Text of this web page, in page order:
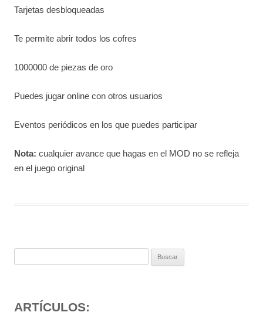
Tarjetas desbloqueadas
Te permite abrir todos los cofres
1000000 de piezas de oro
Puedes jugar online con otros usuarios
Eventos periódicos en los que puedes participar
Nota: cualquier avance que hagas en el MOD no se refleja
en el juego original
ARTÍCULOS: